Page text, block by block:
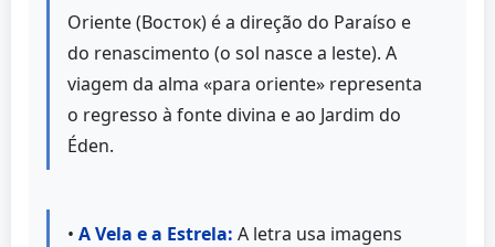
Oriente (Восток) é a direção do Paraíso e
do renascimento (o sol nasce a leste). A
viagem da alma «para oriente» representa
o regresso à fonte divina e ao Jardim do
Éden.
• A Vela e a Estrela: A letra usa imagens